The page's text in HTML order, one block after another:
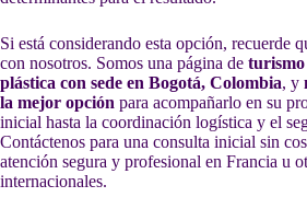
Si está considerando esta opción, recuerde
con nosotros. Somos una página de turismo
plástica con sede en Bogotá, Colombia, y
la mejor opción para acompañarlo en su
inicial hasta la coordinación logística y el
Contáctenos para una consulta inicial sin
atención segura y profesional en Francia u
internacionales.